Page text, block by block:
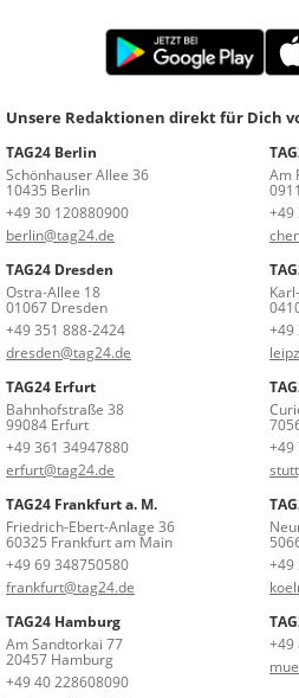
Unsere Redaktionen direkt für Dich
TAG24 Berlin
Schönhauser Allee 36
10435 Berlin
+49 30 120880900
berlin@tag24.de
Am
+49
TAG24 Dresden
Ostra-Allee 18
01067 Dresden
+49 351 888-2424
dresden@tag24.de
+49
TAG24 Erfurt
Bahnhofstraße 38
99084 Erfurt
+49 361 34947880
erfurt@tag24.de
+49
TAG24 Frankfurt a. M.
Friedrich-Ebert-Anlage 36
60325 Frankfurt am Main
+49 69 348750580
frankfurt@tag24.de
+49
TAG24 Hamburg
Am Sandtorkai 77
20457 Hamburg
+49 40 228608090
+49